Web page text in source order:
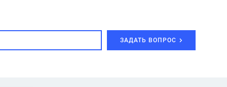
ЗАДАТЬ ВОПРОС